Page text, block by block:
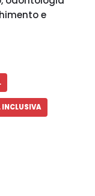
e
INCLUSIVA